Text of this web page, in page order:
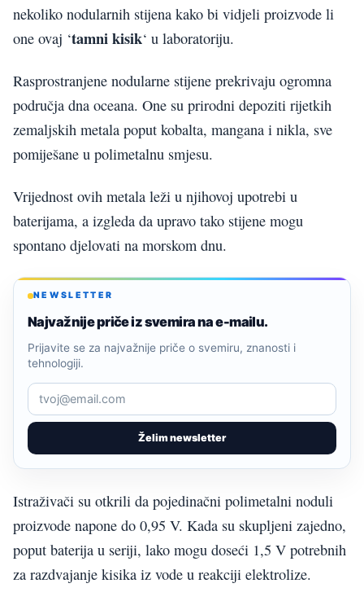
nekoliko nodularnih stijena kako bi vidjeli proizvode li
one ovaj ‘tamni kisik‘ u laboratoriju.
Rasprostranjene nodularne stijene prekrivaju ogromna
područja dna oceana. One su prirodni depoziti rijetkih
zemaljskih metala poput kobalta, mangana i nikla, sve
pomiješane u polimetalnu smjesu.
Vrijednost ovih metala leži u njihovoj upotrebi u
baterijama, a izgleda da upravo tako stijene mogu
spontano djelovati na morskom dnu.
NEWSLETTER
Najvažnije priče iz svemira na e-mailu.
Želim newsletter
Prijavite se za najvažnije priče o svemiru, znanosti i
tehnologiji.
Istraživači su otkrili da pojedinačni polimetalni noduli
proizvode napone do 0,95 V. Kada su skupljeni zajedno,
poput baterija u seriji, lako mogu doseći 1,5 V potrebnih
za razdvajanje kisika iz vode u reakciji elektrolize.